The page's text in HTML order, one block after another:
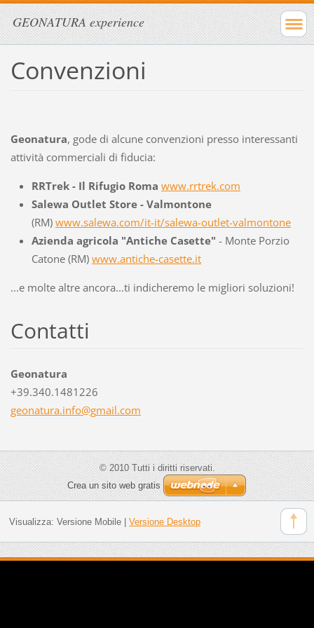
GEONATURA experience
Convenzioni
Geonatura, gode di alcune convenzioni presso interessanti
attività commerciali di fiducia:
RRTrek - Il Rifugio Roma www.rrtrek.com
Salewa Outlet Store - Valmontone
(RM) www.salewa.com/it-it/salewa-outlet-valmontone
Azienda agricola "Antiche Casette" - Monte Porzio
Catone (RM) www.antiche-casette.it
...e molte altre ancora...ti indicheremo le migliori soluzioni!
Contatti
Geonatura
+39.340.1481226
geonatura.info@gmail.com
© 2010 Tutti i diritti riservati.
Crea un sito web gratis
Visualizza: Versione Mobile| Versione Desktop